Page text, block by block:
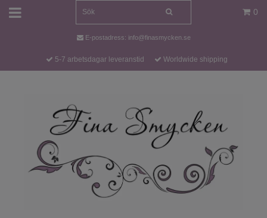
0
E-postadress: info@finasmycken.se
5-7 arbetsdagar leveranstid Worldwide shipping